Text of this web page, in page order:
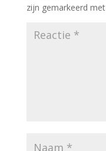
zijn gemarkeerd met